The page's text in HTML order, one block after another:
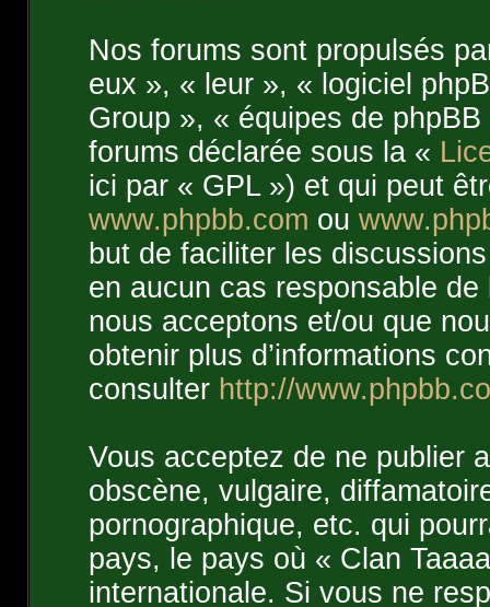
Nos forums sont propulsés
eux », « leur », « logiciel
Group », « équipes de
forums déclarée sous la «
ici par « GPL ») et qui peut
www.phpbb.com ou
but de faciliter les
en aucun cas responsable
nous acceptons et/ou que
obtenir plus d’informations
consulter http://
Vous acceptez de ne publier
obscène, vulgaire,
pornographique, etc. qui
pays, le pays où « Clan
internationale. Si vous ne